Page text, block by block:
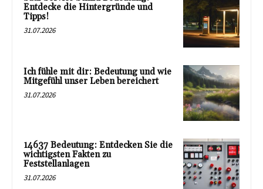
Entdecke die Hintergründe und
Tipps!
31.07.2026
Ich fühle mit dir: Bedeutung und wie
Mitgefühl unser Leben bereichert
31.07.2026
14637 Bedeutung: Entdecken Sie die
wichtigsten Fakten zu
Feststellanlagen
31.07.2026